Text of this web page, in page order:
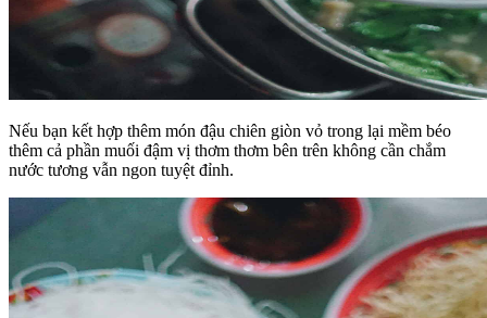
Nếu bạn kết hợp thêm món đậu chiên giòn vỏ trong lại mềm béo
thêm cả phần muối đậm vị thơm thơm bên trên không cần chắm
nước tương vẫn ngon tuyệt đỉnh.